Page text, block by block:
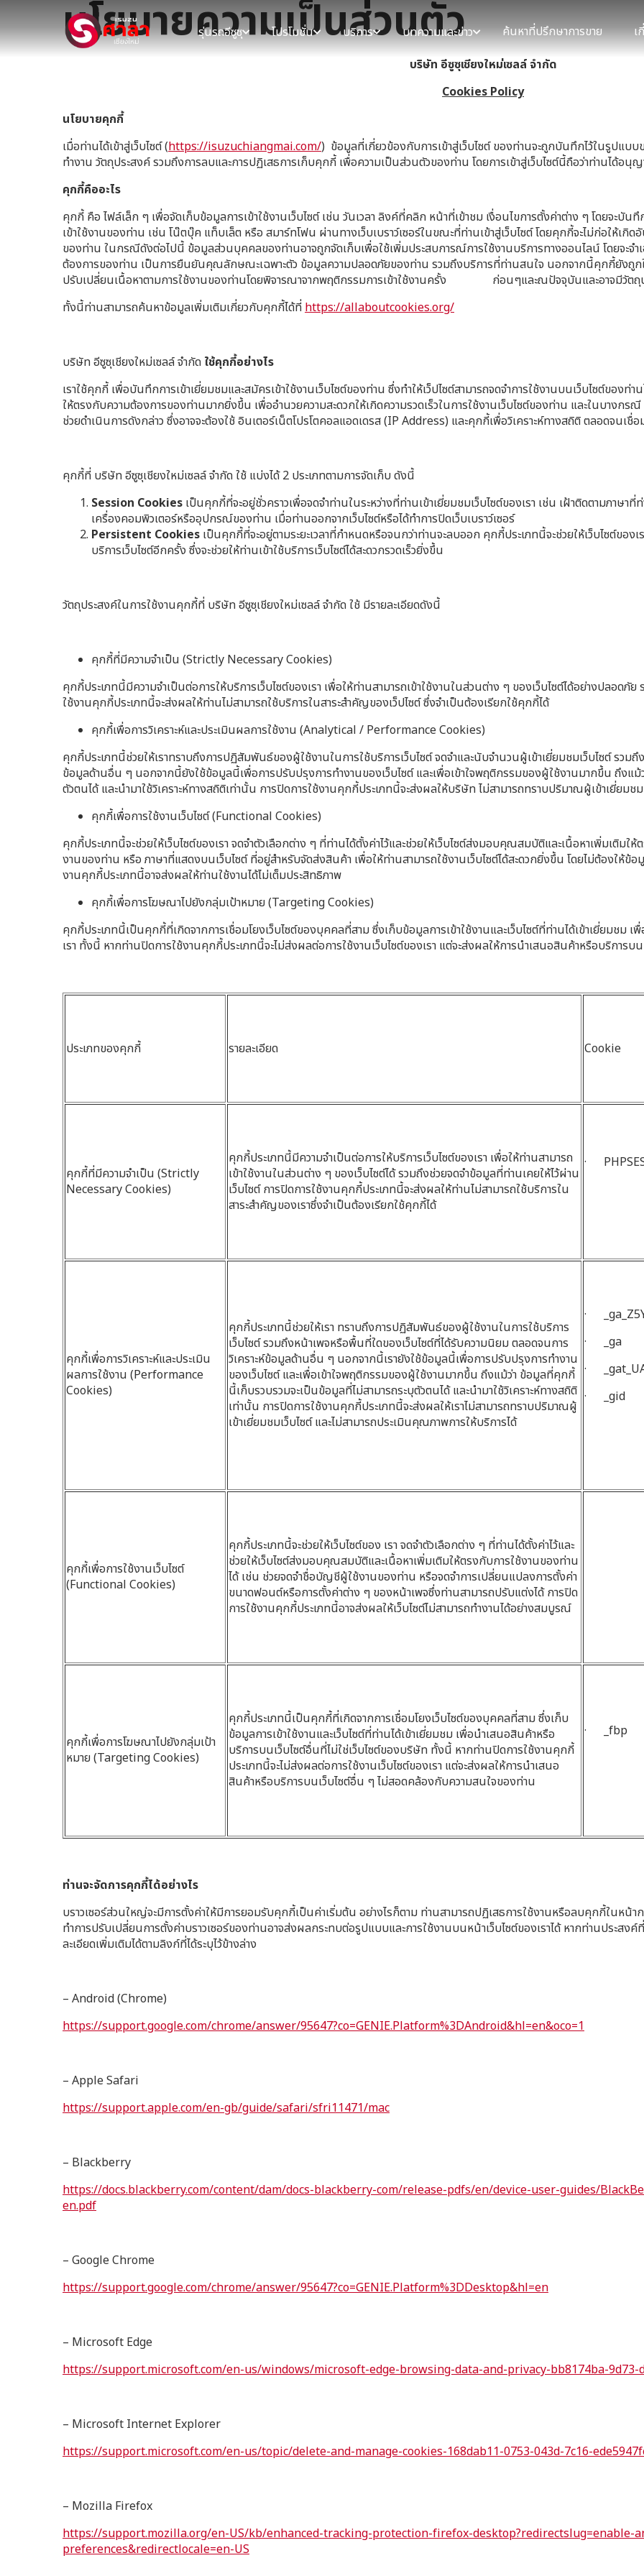
รุ่นรถอีซูซุ โปรโมชั่น บริการ บทความและข่าว ค้นหาที่ปรึกษาการขาย เ
นโยบายความเป็นส่วนตัว
บริษัท อีซูซุเชียงใหม่เซลล์ จำกัด
Cookies Policy
นโยบายคุกกี้
เมื่อท่านได้เข้าสู่เว็บไซต์ (https://isuzuchiangmai.com/) ข้อมูลที่เกี่ยวข้องกับการเข้าสู่เว็บไซต์ ของท่านจะถูกบันทึกไว้ในรูปแบ
ทำงาน วัตถุประสงค์ รวมถึงการลบและการปฏิเสธการเก็บคุกกี้ เพื่อความเป็นส่วนตัวของท่าน โดยการเข้าสู่เว็บไซต์นี้ถือว่าท่านได้อ
คุกกี้คืออะไร
คุกกี้ คือ ไฟล์เล็ก ๆ เพื่อจัดเก็บข้อมูลการเข้าใช้งานเว็บไซต์ เช่น วันเวลา ลิงค์ที่คลิก หน้าที่เข้าชม เงื่อนไขการตั้งค่าต่าง ๆ โดยจะ
เข้าใช้งานของท่าน เช่น โน๊ตบุ๊ค แท็บเล็ต หรือ สมาร์ทโฟน ผ่านทางเว็บเบราว์เซอร์ในขณะที่ท่านเข้าสู่เว็บไซต์ โดยคุกกี้จะไม่ก่อให้เ
ของท่าน ในกรณีดังต่อไปนี้ ข้อมูลส่วนบุคคลของท่านอาจถูกจัดเก็บเพื่อใช้เพิ่มประสบการณ์การใช้งานบริการทางออนไลน์ โดยจะจ
ต้องการของท่าน เป็นการยืนยันคุณลักษณะเฉพาะตัว ข้อมูลความปลอดภัยของท่าน รวมถึงบริการที่ท่านสนใจ นอกจากนี้คุกกี้ยังถูก
ปรับเปลี่ยนเนื้อหาตามการใช้งานของท่านโดยพิจารณาจากพฤติกรรมการเข้าใช้งานครั้ง ก่อนๆและณปัจจุบันและอาจมีวัตถุ
ทั้งนี้ท่านสามารถค้นหาข้อมูลเพิ่มเติมเกี่ยวกับคุกกี้ได้ที่https://allaboutcookies.org/
บริษัท อีซูซุเชียงใหม่เซลล์ จำกัด ใช้คุกกี้อย่างไร
เราใช้คุกกี้ เพื่อบันทึกการเข้าเยี่ยมชมและสมัครเข้าใช้งานเว็บไซต์ของท่าน ซึ่งทำให้เว็ปไซต์สามารถจดจำการใช้งานบนเว็บไซต์ของท่
ให้ตรงกับความต้องการของท่านมากยิ่งขึ้น เพื่ออำนวยความสะดวกให้เกิดความรวดเร็วในการใช้งานเว็บไซต์ของท่าน และในบาง
ช่วยดำเนินการดังกล่าว ซึ่งอาจจะต้องใช้ อินเตอร์เน็ตโปรโตคอลแอดเดรส (IP Address) และคุกกี้เพื่อวิเคราะห์ทางสถิติ ตลอดจนเ
คุกกี้ที่ บริษัท อีซูซุเชียงใหม่เซลล์ จำกัด ใช้ แบ่งได้ 2 ประเภทตามการจัดเก็บ ดังนี้
Session Cookies เป็นคุกกี้ที่จะอยู่ชั่วคราวเพื่อจดจำท่านในระหว่างที่ท่านเข้าเยี่ยมชมเว็บไซต์ของเรา เช่น เฝ้าติดตามภาษา
เครื่องคอมพิวเตอร์หรืออุปกรณ์ของท่าน เมื่อท่านออกจากเว็บไซต์หรือได้ทำการปิดเว็บเบราว์เซอร์
Persistent Cookies เป็นคุกกี้ที่จะอยู่ตามระยะเวลาที่กำหนดหรือจนกว่าท่านจะลบออก คุกกี้ประเภทนี้จะช่วยให้เว็บไซต์ขอ
บริการเว็บไซต์อีกครั้ง ซึ่งจะช่วยให้ท่านเข้าใช้บริการเว็บไซต์ได้สะดวกรวดเร็วยิ่งขึ้น
วัตถุประสงค์ในการใช้งานคุกกี้ที่ บริษัท อีซูซุเชียงใหม่เซลล์ จำกัด ใช้ มีรายละเอียดดังนี้
คุกกี้ที่มีความจำเป็น (Strictly Necessary Cookies)
คุกกี้ประเภทนี้มีความจำเป็นต่อการให้บริการเว็บไซต์ของเรา เพื่อให้ท่านสามารถเข้าใช้งานในส่วนต่าง ๆ ของเว็บไซต์ได้อย่างปลอดภั
ใช้งานคุกกี้ประเภทนี้จะส่งผลให้ท่านไม่สามารถใช้บริการในสาระสำคัญของเว็ปไซต์ ซึ่งจำเป็นต้องเรียกใช้คุกกี้ได้
คุกกี้เพื่อการวิเคราะห์และประเมินผลการใช้งาน (Analytical / Performance Cookies)
คุกกี้ประเภทนี้ช่วยให้เราทราบถึงการปฏิสัมพันธ์ของผู้ใช้งานในการใช้บริการเว็บไซต์ จดจำและนับจำนวนผู้เข้าเยี่ยมชมเว็บไซต์ รวม
ข้อมูลด้านอื่น ๆ นอกจากนี้ยังใช้ข้อมูลนี้เพื่อการปรับปรุงการทำงานของเว็บไซต์ และเพื่อเข้าใจพฤติกรรมของผู้ใช้งานมากขึ้น ถึงแ
ตัวตนได้ และนำมาใช้วิเคราะห์ทางสถิติเท่านั้น การปิดการใช้งานคุกกี้ประเภทนี้จะส่งผลให้บริษัท ไม่สามารถทราบปริมาณผู้เข้าเยี่ยมช
คุกกี้เพื่อการใช้งานเว็บไซต์ (Functional Cookies)
คุกกี้ประเภทนี้จะช่วยให้เว็บไซต์ของเรา จดจำตัวเลือกต่าง ๆ ที่ท่านได้ตั้งค่าไว้และช่วยให้เว็บไซต์ส่งมอบคุณสมบัติและเนื้อหาเพิ่มเติม
งานของท่าน หรือ ภาษาที่แสดงบนเว็บไซต์ ที่อยู่สำหรับจัดส่งสินค้า เพื่อให้ท่านสามารถใช้งานเว็บไซต์ได้สะดวกยิ่งขึ้น โดยไม่ต้องให้ข้
งานคุกกี้ประเภทนี้อาจส่งผลให้ท่านใช้งานได้ไม่เต็มประสิทธิภาพ
คุกกี้เพื่อการโฆษณาไปยังกลุ่มเป้าหมาย (Targeting Cookies)
คุกกี้ประเภทนี้เป็นคุกกี้ที่เกิดจากการเชื่อมโยงเว็บไซต์ของบุคคลที่สาม ซึ่งเก็บข้อมูลการเข้าใช้งานและเว็บไซต์ที่ท่านได้เข้าเยี่ยมชม
เรา ทั้งนี้ หากท่านปิดการใช้งานคุกกี้ประเภทนี้จะไม่ส่งผลต่อการใช้งานเว็บไซต์ของเรา แต่จะส่งผลให้การนำเสนอสินค้าหรือบริกา
ประเภทของคุกกี้ รายละเอียด Cookie
คุกกี้ที่มีความจำเป็น (Strictly
Necessary Cookies)
คุกกี้ประเภทนี้มีความจำเป็นต่อการให้บริการเว็บไซต์ของเรา เพื่อให้ท่านสามารถ
เข้าใช้งานในส่วนต่าง ๆ ของเว็บไซต์ได้ รวมถึงช่วยจดจำข้อมูลที่ท่านเคยให้ไว้ผ่าน
เว็บไซต์ การปิดการใช้งานคุกกี้ประเภทนี้จะส่งผลให้ท่านไม่สามารถใช้บริการใน
สาระสำคัญของเราซึ่งจำเป็นต้องเรียกใช้คุกกี้ได้
·
คุกกี้เพื่อการวิเคราะห์และประเมิน
ผลการใช้งาน (Performance
Cookies)
คุกกี้ประเภทนี้ช่วยให้เรา ทราบถึงการปฏิสัมพันธ์ของผู้ใช้งานในการใช้บริการ
เว็บไซต์ รวมถึงหน้าเพจหรือพื้นที่ใดของเว็บไซต์ที่ได้รับความนิยม ตลอดจนการ
วิเคราะห์ข้อมูลด้านอื่น ๆ นอกจากนี้เรายังใช้ข้อมูลนี้เพื่อการปรับปรุงการทำงาน
ของเว็บไซต์ และเพื่อเข้าใจพฤติกรรมของผู้ใช้งานมากขึ้น ถึงแม้ว่า ข้อมูลที่คุกกี้
นี้เก็บรวบรวมจะเป็นข้อมูลที่ไม่สามารถระบุตัวตนได้ และนำมาใช้วิเคราะห์ทางสถิติ
เท่านั้น การปิดการใช้งานคุกกี้ประเภทนี้จะส่งผลให้เราไม่สามารถทราบปริมาณผู้
เข้าเยี่ยมชมเว็บไซต์ และไม่สามารถประเมินคุณภาพการให้บริการได้
·
· _ga
·
· _gid
คุกกี้เพื่อการใช้งานเว็บไซต์
(Functional Cookies)
คุกกี้ประเภทนี้จะช่วยให้เว็บไซต์ของ เรา จดจำตัวเลือกต่าง ๆ ที่ท่านได้ตั้งค่าไว้และ
ช่วยให้เว็บไซต์ส่งมอบคุณสมบัติและเนื้อหาเพิ่มเติมให้ตรงกับการใช้งานของท่าน
ได้ เช่น ช่วยจดจำชื่อบัญชีผู้ใช้งานของท่าน หรือจดจำการเปลี่ยนแปลงการตั้งค่า
ขนาดฟอนต์หรือการตั้งค่าต่าง ๆ ของหน้าเพจซึ่งท่านสามารถปรับแต่งได้ การปิด
การใช้งานคุกกี้ประเภทนี้อาจส่งผลให้เว็บไซต์ไม่สามารถทำงานได้อย่างสมบูรณ์
คุกกี้เพื่อการโฆษณาไปยังกลุ่มเป้า
หมาย (Targeting Cookies)
คุกกี้ประเภทนี้เป็นคุกกี้ที่เกิดจากการเชื่อมโยงเว็บไซต์ของบุคคลที่สาม ซึ่งเก็บ
ข้อมูลการเข้าใช้งานและเว็บไซต์ที่ท่านได้เข้าเยี่ยมชม เพื่อนำเสนอสินค้าหรือ
บริการบนเว็บไซต์อื่นที่ไม่ใช่เว็บไซต์ของบริษัท ทั้งนี้ หากท่านปิดการใช้งานคุกกี้
ประเภทนี้จะไม่ส่งผลต่อการใช้งานเว็บไซต์ของเรา แต่จะส่งผลให้การนำเสนอ
สินค้าหรือบริการบนเว็บไซต์อื่น ๆ ไม่สอดคล้องกับความสนใจของท่าน
· _fbp
ท่านจะจัดการคุกกี้ได้อย่างไร
บราวเซอร์ส่วนใหญ่จะมีการตั้งค่าให้มีการยอมรับคุกกี้เป็นค่าเริ่มต้น อย่างไรก็ตาม ท่านสามารถปฏิเสธการใช้งานหรือลบคุกกี้ในหน้
ทำการปรับเปลี่ยนการตั้งค่าบราวเซอร์ของท่านอาจส่งผลกระทบต่อรูปแบบและการใช้งานบนหน้าเว็บไซต์ของเราได้ หากท่านประสง
ละเอียดเพิ่มเติมได้ตามลิงก์ที่ได้ระบุไว้ข้างล่าง
– Android (Chrome)
https://support.google.com/chrome/answer/95647?co=GENIE.Platform%3DAndroid&hl=en&oco=1
– Apple Safari
https://support.apple.com/en-gb/guide/safari/sfri11471/mac
– Blackberry
https://docs.blackberry.com/content/dam/docs-blackberry-com/release-pdfs/en/device-user-guides/
en.pdf
– Google Chrome
https://support.google.com/chrome/answer/95647?co=GENIE.Platform%3DDesktop&hl=en
– Microsoft Edge
https://support.microsoft.com/en-us/windows/microsoft-edge-browsing-data-and-privacy-bb8174ba-9d73-
– Microsoft Internet Explorer
https://support.microsoft.com/en-us/topic/delete-and-manage-cookies-168dab11-0753-043d-7c16-
– Mozilla Firefox
https://support.mozilla.org/en-US/kb/enhanced-tracking-protection-firefox-desktop?redirectslug=enable-
preferences&redirectlocale=en-US